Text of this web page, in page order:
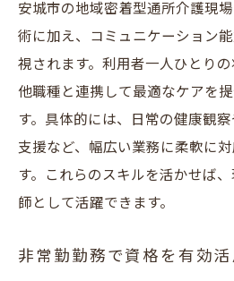
安城市の地域密着型通所介護現
術に加え、コミュニケーション
視されます。利用者一人ひとりの
他職種と連携して最適なケアを
す。具体的には、日常の健康観
支援など、幅広い業務に柔軟に
す。これらのスキルを活かせば
師として活躍できます。
非常勤勤務で資格を有効